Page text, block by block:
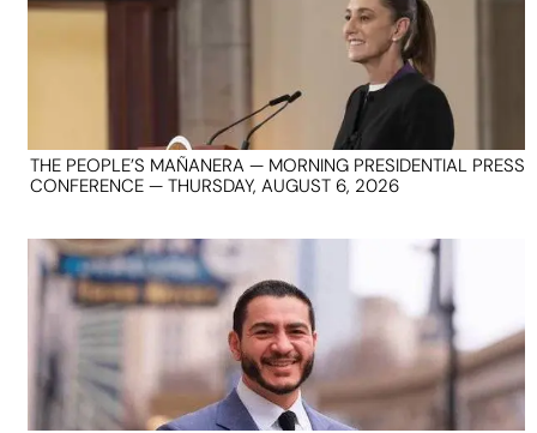
THE PEOPLE’S MAÑANERA — MORNING PRESIDENTIAL PRESS
CONFERENCE — THURSDAY, AUGUST 6, 2026